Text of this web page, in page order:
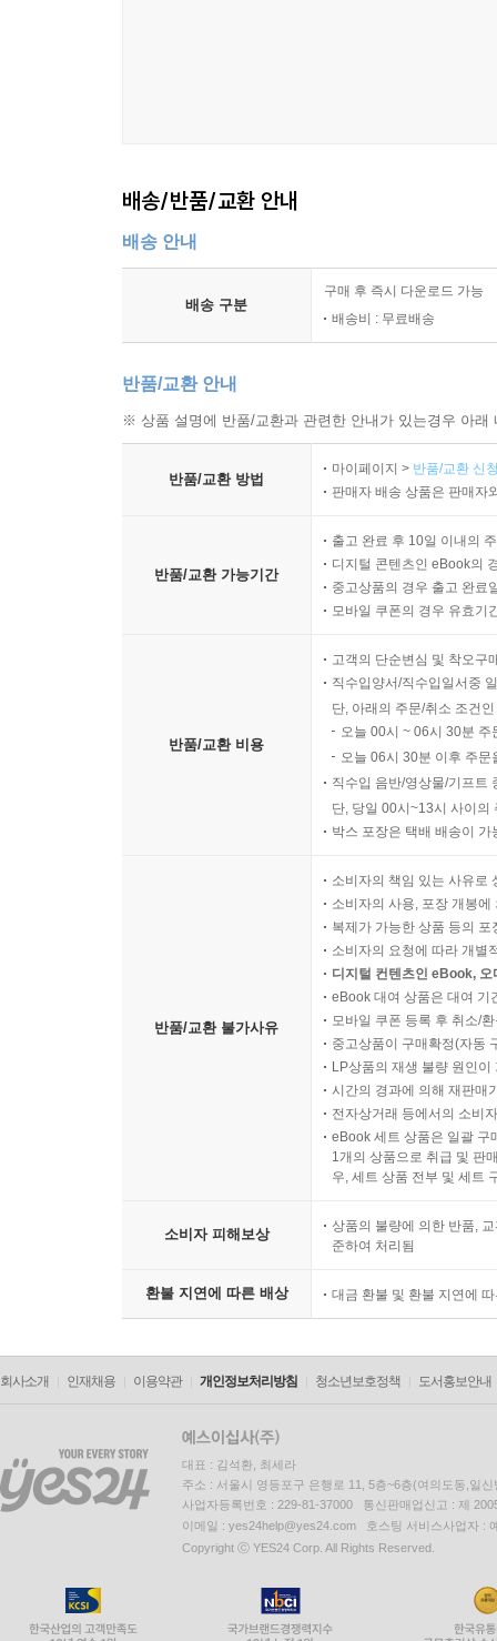
배송/반품/교환 안내
배송 안내
배송 구분
구매 후 즉시 다운로드 가능
배송비 : 무료배송
반품/교환 안내
※ 상품 설명에 반품/교환과 관련한 안내가 있는경우 아
반품/교환 방법
마이페이지 > 반품/교환 신
판매자 배송 상품은 판매자
반품/교환 가능기간
출고 완료 후 10일 이내의
디지털 콘텐츠인 eBook의
중고상품의 경우 출고 완료
모바일 쿠폰의 경우 유효기
반품/교환 비용
고객의 단순변심 및 착오구
직수입양서/직수입일서중
단, 아래의 주문/취소 조건
오늘 00시 ~ 06시 30분
오늘 06시 30분 이후 주
직수입 음반/영상물/기프트
단, 당일 00시~13시 사이의
박스 포장은 택배 배송이
반품/교환 불가사유
소비자의 책임 있는 사유로
소비자의 사용, 포장 개봉
복제가 가능한 상품 등의
소비자의 요청에 따라 개별
디지털 컨텐츠인 eBook,
eBook 대여 상품은 대여 기
모바일 쿠폰 등록 후 취소/
중고상품이 구매확정(자동
LP상품의 재생 불량 원인
시간의 경과에 의해 재판매
전자상거래 등에서의 소비
eBook 세트 상품은 일괄 구
1개의 상품으로 취급 및 판
우, 세트 상품 전부 및 세트
소비자 피해보상
상품의 불량에 의한 반품,
준하여 처리됨
환불 지연에 따른 배상 대금 환불 및 환불 지연에
회사소개 인재채용 이용약관 개인정보처리방침 청소년보호정책 도서홍보안내
대표 : 김석환, 최세라
주소 : 서울시 영등포구 은행로 11, 5층~6층(여의도동,일신
사업자등록번호 : 229-81-37000 통신판매업신고 : 제
이메일 : yes24help@yes24.com 호스팅 서비스사업자 :
Copyright ⓒ YES24 Corp. All Rights Reserved.